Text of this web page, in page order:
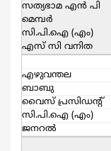
സത്യഭാമ എന്‍ പി
മെമ്പര്‍
സി.പി.ഐ (എം)
എസ്‌ സി വനിത
എഴുവന്തല
ബാബു
വൈസ് പ്രസിഡന്റ്‌
സി.പി.ഐ (എം)
ജനറല്‍